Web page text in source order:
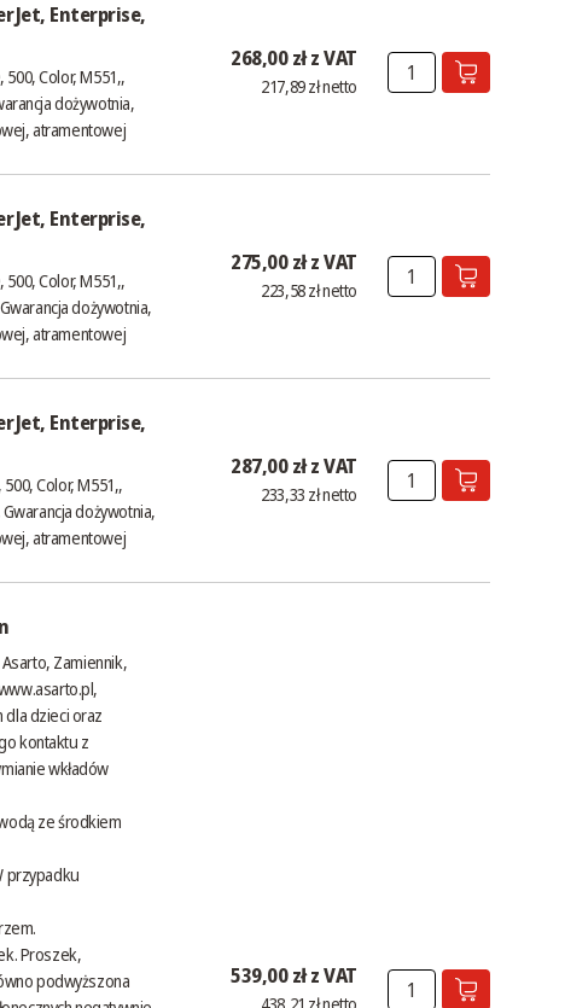
Enterprise,
500, Color, M551,,
dożywotnia,
atramentowej
268,00 zł z VAT
217,89 zł netto
Enterprise,
500, Color, M551,,
dożywotnia,
atramentowej
275,00 zł z VAT
223,58 zł netto
Enterprise,
Color, M551,,
Gwarancja dożywotnia,
atramentowej
287,00 zł z VAT
233,33 zł netto
Asarto, Zamiennik,
,
dla dzieci oraz
kontaktu z
wkładów
ze środkiem
przypadku
Proszek,
podwyższona
539,00 zł z VAT